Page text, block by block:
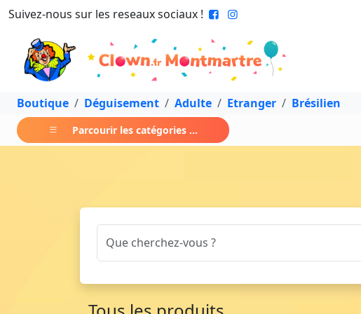
Suivez-nous sur les reseaux sociaux !
Boutique Déguisement Adulte Etranger Brésilien
Parcourir les catégories ...